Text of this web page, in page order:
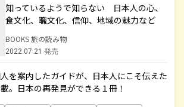
知っているようで知らない 日本人の心、
食文化、職文化、信仰、地域の魅力など
BOOKS 旅の読み物
2022.07.21 発売
を案内したガイドが、日本人にこそ伝えた
。日本の再発見ができる１冊！